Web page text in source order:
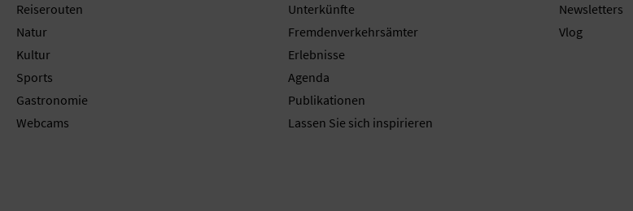
Reiserouten
Natur
Kultur
Sports
Gastronomie
Webcams
Unterkünfte
Fremdenverkehrsämter
Erlebnisse
Agenda
Publikationen
Lassen Sie sich inspirieren
Newsletters
Vlog